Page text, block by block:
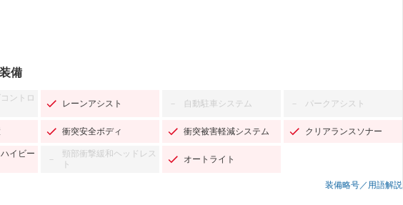
備
ントロ
レーンアシスト － 自動駐車システム － パークアシスト
衝突安全ボディ 衝突被害軽減システム クリアランスソナー
イビー
－
頸部衝撃緩和ヘッドレス
ト
オートライト
装備略号／用語解説